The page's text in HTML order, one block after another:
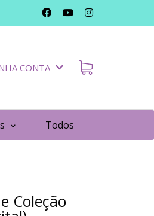
CONTA
Todos
Coleção